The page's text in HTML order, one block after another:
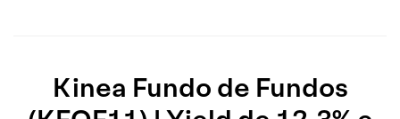
Kinea Fundo de Fundos